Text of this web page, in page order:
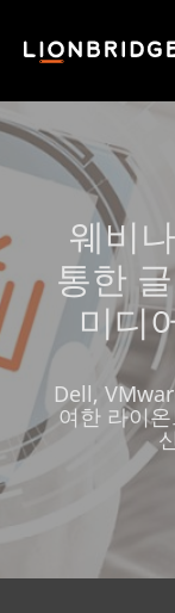
웨비
통한
미디
Dell,
여한 라이